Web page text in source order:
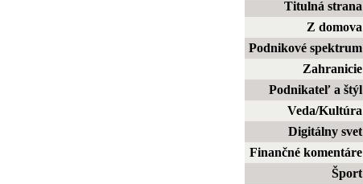
Titulná strana
Z domova
Podnikové spektrum
Zahranicie
Podnikateľ a štýl
Veda/Kultúra
Digitálny svet
Finančné komentáre
Šport